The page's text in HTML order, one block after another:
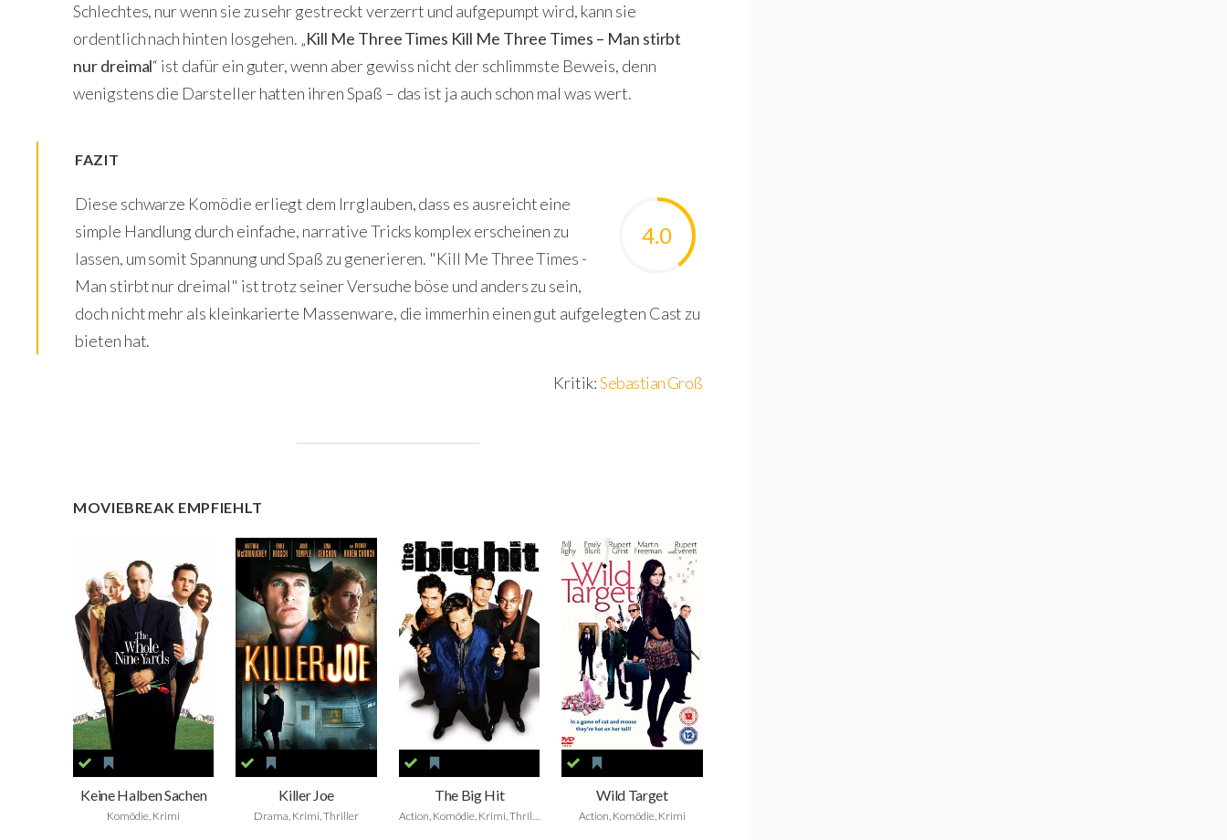
Schlechtes, nur wenn sie zu sehr gestreckt verzerrt und aufgepumpt wird, kann sie
ordentlich nach hinten losgehen. „Kill Me Three Times Kill Me Three Times – Man stirbt
nur dreimal“ ist dafür ein guter, wenn aber gewiss nicht der schlimmste Beweis, denn
wenigstens die Darsteller hatten ihren Spaß – das ist ja auch schon mal was wert.
FAZIT
4.0
Diese schwarze Komödie erliegt dem Irrglauben, dass es ausreicht eine
simple Handlung durch einfache, narrative Tricks komplex erscheinen zu
lassen, um somit Spannung und Spaß zu generieren. "Kill Me Three Times -
Man stirbt nur dreimal" ist trotz seiner Versuche böse und anders zu sein,
doch nicht mehr als kleinkarierte Massenware, die immerhin einen gut aufgelegten Cast zu
bieten hat.
Kritik:Sebastian Groß
MOVIEBREAK EMPFIEHLT
Keine Halben Sachen
Komödie, Krimi
Killer Joe
Drama, Krimi, Thriller
The Big Hit Wild Target
Action, Komödie, Krimi